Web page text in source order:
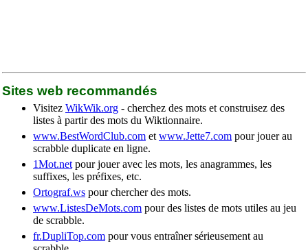
Sites web recommandés
Visitez WikWik.org - cherchez des mots et construisez des
listes à partir des mots du Wiktionnaire.
www.BestWordClub.com et www.Jette7.com pour jouer au
scrabble duplicate en ligne.
1Mot.net pour jouer avec les mots, les anagrammes, les
suffixes, les préfixes, etc.
Ortograf.ws pour chercher des mots.
www.ListesDeMots.com pour des listes de mots utiles au jeu
de scrabble.
fr.DupliTop.com pour vous entraîner sérieusement au